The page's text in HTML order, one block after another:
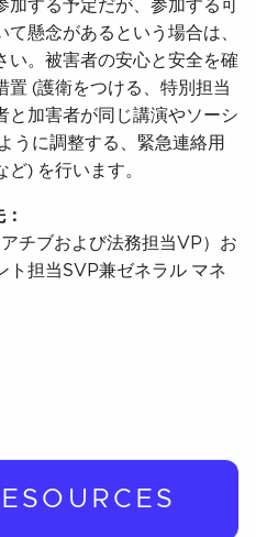
する予定だが、参加する可
懸念があるという場合は、
い。被害者の安心と安全を確
置 (護衛をつける、特別担当
と加害者が同じ講演やソーシ
うに調整する、緊急連絡用
) を行います。
チブおよび法務担当VP）お
担当SVP兼ゼネラル マネ